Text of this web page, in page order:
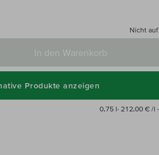
Nicht auf
In den Warenkorb
Produkte anzeigen
0,75 l· 212,00 € /l